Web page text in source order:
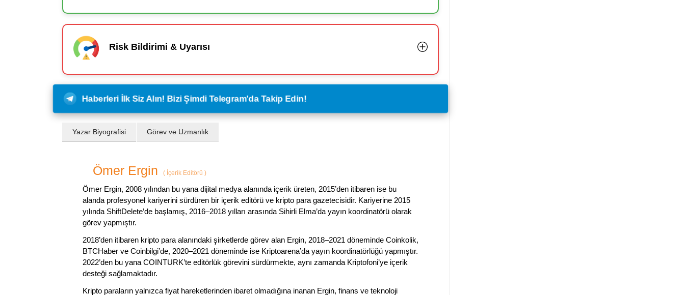
Risk Bildirimi & Uyarısı
Haberleri İlk Siz Alın! Bizi Şimdi Telegram'da Takip Edin!
Yazar Biyografisi Görev ve Uzmanlık
Ömer Ergin ( İçerik Editörü )
Ömer Ergin, 2008 yılından bu yana dijital medya alanında içerik üreten, 2015’den itibaren ise bu
alanda profesyonel kariyerini sürdüren bir içerik editörü ve kripto para gazetecisidir. Kariyerine 2015
yılında ShiftDelete’de başlamış, 2016–2018 yılları arasında Sihirli Elma’da yayın koordinatörü olarak
görev yapmıştır.
2018’den itibaren kripto para alanındaki şirketlerde görev alan Ergin, 2018–2021 döneminde Coinkolik,
BTCHaber ve Coinbilgi’de, 2020–2021 döneminde ise Kriptoarena’da yayın koordinatörlüğü yapmıştır.
2022’den bu yana COINTURK’te editörlük görevini sürdürmekte, aynı zamanda Kriptofoni’ye içerik
desteği sağlamaktadır.
Kripto paraların yalnızca fiyat hareketlerinden ibaret olmadığına inanan Ergin, finans ve teknoloji